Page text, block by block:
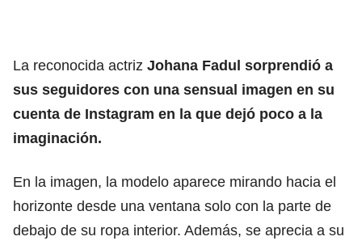
La reconocida actriz Johana Fadul sorprendió a
sus seguidores con una sensual imagen en su
cuenta de Instagram en la que dejó poco a la
imaginación.
En la imagen, la modelo aparece mirando hacia el
horizonte desde una ventana solo con la parte de
debajo de su ropa interior. Además, se aprecia a su